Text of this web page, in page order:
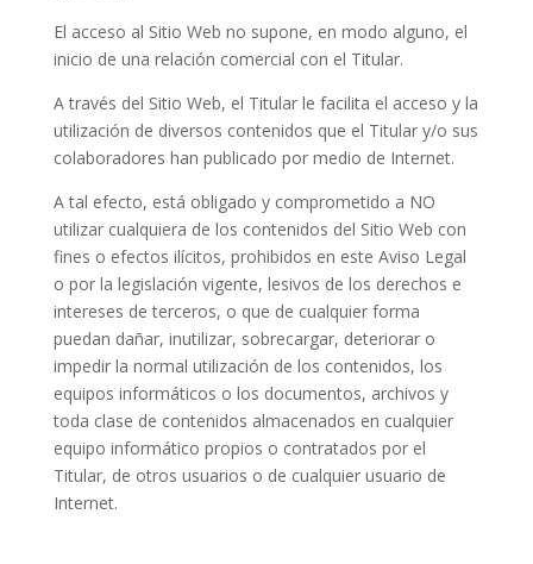
El acceso al Sitio Web no supone, en modo alguno, el
inicio de una relación comercial con el Titular.
A través del Sitio Web, el Titular le facilita el acceso y la
utilización de diversos contenidos que el Titular y/o sus
colaboradores han publicado por medio de Internet.
A tal efecto, está obligado y comprometido a NO
utilizar cualquiera de los contenidos del Sitio Web con
fines o efectos ilícitos, prohibidos en este Aviso Legal
o por la legislación vigente, lesivos de los derechos e
intereses de terceros, o que de cualquier forma
puedan dañar, inutilizar, sobrecargar, deteriorar o
impedir la normal utilización de los contenidos, los
equipos informáticos o los documentos, archivos y
toda clase de contenidos almacenados en cualquier
equipo informático propios o contratados por el
Titular, de otros usuarios o de cualquier usuario de
Internet.